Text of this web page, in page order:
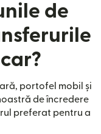
de
portofel mobil și
de încredere
preferat pentru a